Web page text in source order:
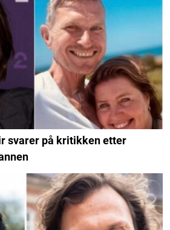
svarer på kritikken etter